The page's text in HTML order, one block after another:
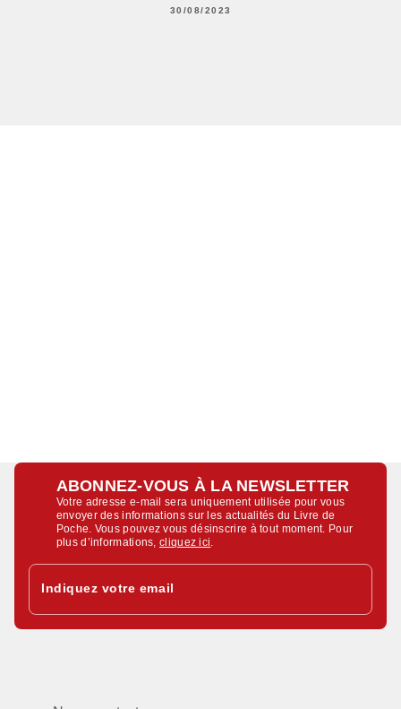
30/08/2023
ABONNEZ-VOUS À LA NEWSLETTER
Votre adresse e-mail sera uniquement utilisée pour vous
envoyer des informations sur les actualités du Livre de
Poche. Vous pouvez vous désinscrire à tout moment. Pour
plus d’informations,cliquez ici
Indiquez votre email